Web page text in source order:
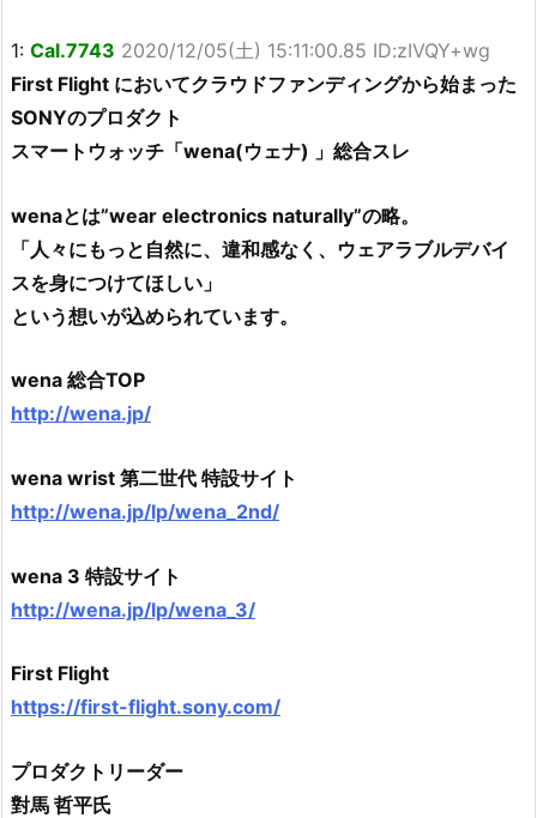
1: Cal.7743 2020/12/05(土) 15:11:00.85 ID:zIVQY+wg
First Flight においてクラウドファンディングから始まった
SONYのプロダクト
スマートウォッチ「wena(ウェナ) 」総合スレ
wenaとは”wear electronics naturally”の略。
「人々にもっと自然に、違和感なく、ウェアラブルデバイ
スを身につけてほしい」
という想いが込められています。
wena 総合TOP
http://wena.jp/
wena wrist 第二世代 特設サイト
http://wena.jp/lp/wena_2nd/
wena 3 特設サイト
http://wena.jp/lp/wena_3/
First Flight
https://first-flight.sony.com/
プロダクトリーダー
對馬 哲平氏